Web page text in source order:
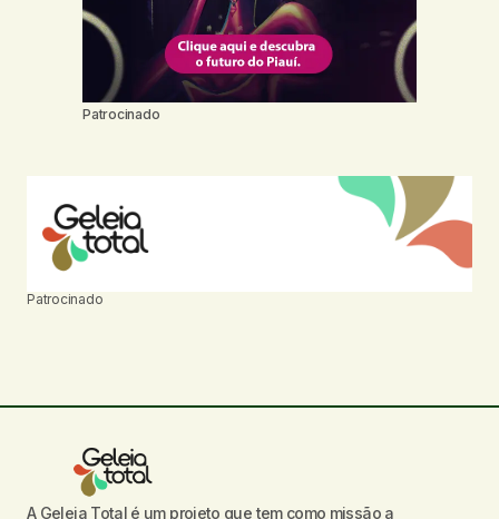
Patrocinado
Patrocinado
A Geleia Total é um projeto que tem como missão a